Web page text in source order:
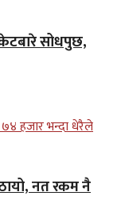
सोधपुछ,
नत रकम नै